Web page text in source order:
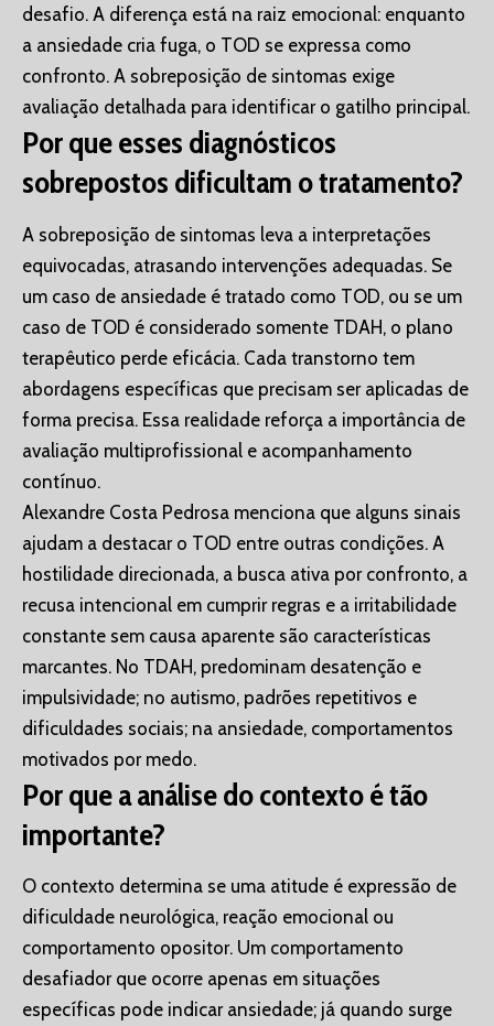
desafio. A diferença está na raiz emocional: enquanto
a ansiedade cria fuga, o TOD se expressa como
confronto. A sobreposição de sintomas exige
avaliação detalhada para identificar o gatilho principal.
Por que esses diagnósticos
sobrepostos dificultam o tratamento?
A sobreposição de sintomas leva a interpretações
equivocadas, atrasando intervenções adequadas. Se
um caso de ansiedade é tratado como TOD, ou se um
caso de TOD é considerado somente TDAH, o plano
terapêutico perde eficácia. Cada transtorno tem
abordagens específicas que precisam ser aplicadas de
forma precisa. Essa realidade reforça a importância de
avaliação multiprofissional e acompanhamento
contínuo.
Alexandre Costa Pedrosa menciona que alguns sinais
ajudam a destacar o TOD entre outras condições. A
hostilidade direcionada, a busca ativa por confronto, a
recusa intencional em cumprir regras e a irritabilidade
constante sem causa aparente são características
marcantes. No TDAH, predominam desatenção e
impulsividade; no autismo, padrões repetitivos e
dificuldades sociais; na ansiedade, comportamentos
motivados por medo.
Por que a análise do contexto é tão
importante?
O contexto determina se uma atitude é expressão de
dificuldade neurológica, reação emocional ou
comportamento opositor. Um comportamento
desafiador que ocorre apenas em situações
específicas pode indicar ansiedade; já quando surge